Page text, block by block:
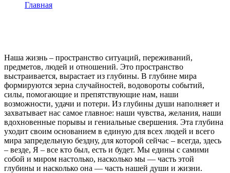
Главная
Наша жизнь – пространство ситуаций, переживаний,
предметов, людей и отношений. Это пространство
выстраивается, вырастает из глубины. В глубине мира
формируются зерна случайностей, водовороты событий,
силы, помогающие и препятствующие нам, наши
возможности, удачи и потери. Из глубины души наполняет и
захватывает нас самое главное: наши чувства, желания, наши
вдохновенные порывы и гениальные свершения. Эта глубина
уходит своим основанием в единую для всех людей и всего
мира запредельную бездну, для которой сейчас – всегда, здесь
– везде, Я – все кто был, есть и будет. Мы едины с самими
собой и миром настолько, насколько мы — часть этой
глубины и насколько она — часть нашей души и жизни.